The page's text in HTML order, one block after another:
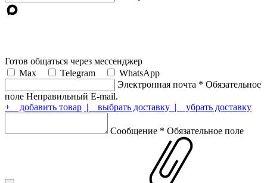
Готов общаться через мессенджер
Max
Telegram
WhatsApp
Электронная почта * Обязательное
поле Неправильный E-mail.
+ добавить товар | выбрать доставку | убрать доставку
Сообщение * Обязательное поле